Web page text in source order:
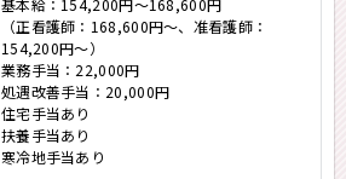
（正看護師：168,600円～、准看護師：
154,200円～）
業務手当：22,000円
処遇改善手当：20,000円
住宅手当あり
扶養手当あり
寒冷地手当あり